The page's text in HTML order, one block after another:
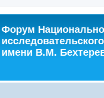
Форум
имени В.М.